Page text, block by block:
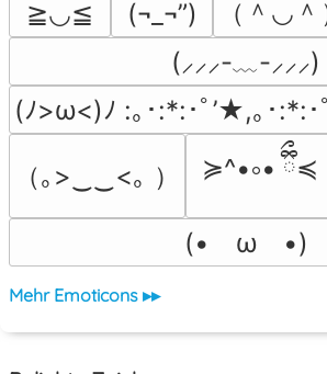
≧◡≦
(¬_¬”) （＾◡
(⸝⸝⸝-﹏-⸝⸝⸝)
(ﾉ>ω<)ﾉ :｡･:*:･ﾟ’★,｡･:*:･
（｡>‿‿<｡ ） ≽^•༚• ྀིྀ≼
(•　ω　•)
Mehr Emoticons ▸▸